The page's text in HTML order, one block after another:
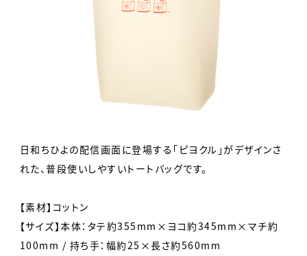
日和ちひよの配信画面に登場する「ピヨクル」がデザインさ
れた、普段使いしやすいトートバッグです。
【素材】コットン
【サイズ】本体：タテ約355mm×ヨコ約345mm×マチ約
100mm / 持ち手：幅約25×長さ約560mm